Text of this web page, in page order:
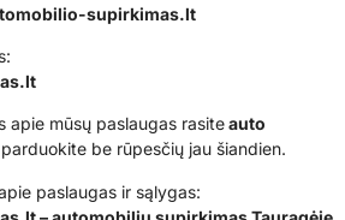
supirkimas.lt
apie mūsų paslaugas rasiteauto
be rūpesčių jau šiandien.
paslaugas ir sąlygas: